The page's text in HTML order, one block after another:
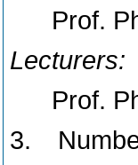
Prof.
Lecturers:
Prof.
3.